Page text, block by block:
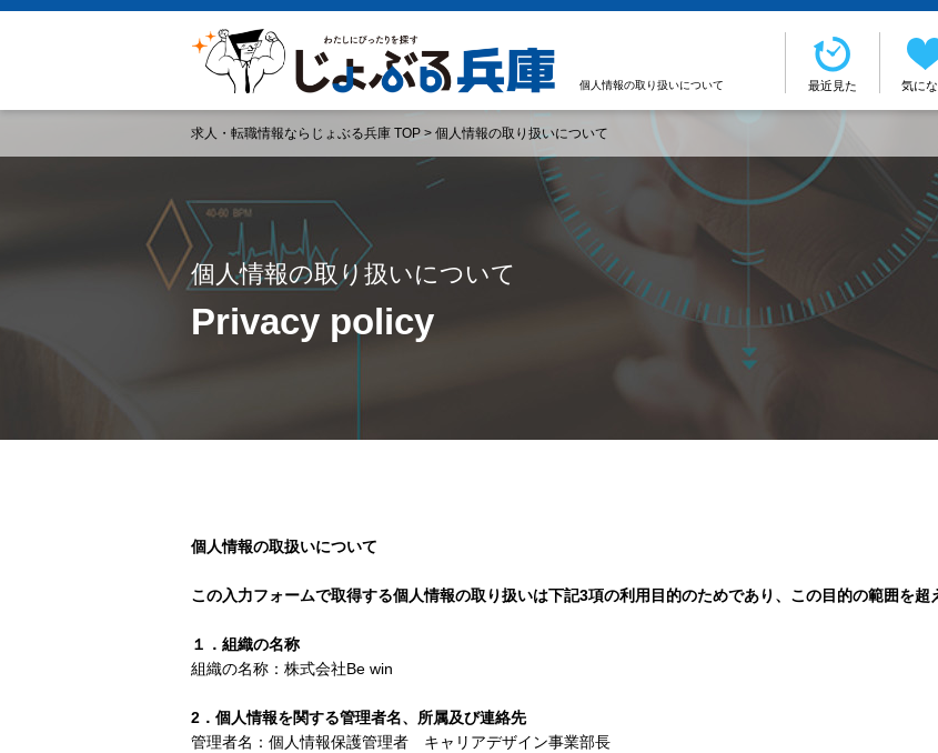
個人情報の取り扱いについて 最近見た 気に
求人・転職情報ならじょぶる兵庫 TOP > 個人情報の取り扱いについて
個人情報の取り扱いについて
Privacy policy
個人情報の取扱いについて
この入力フォームで取得する個人情報の取り扱いは下記3項の利用目的のためであり、この目的の範囲を超
１．組織の名称
組織の名称：株式会社Be win
2 ．個人情報を関する管理者名、所属及び連絡先
管理者名：個人情報保護管理者 キャリアデザイン事業部長